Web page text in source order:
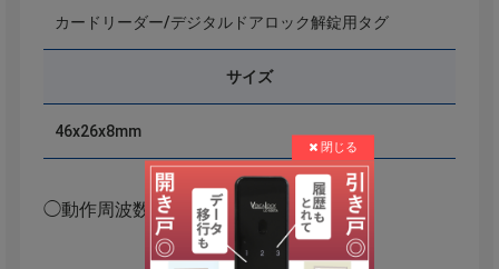
カードリーダー/デジタルドアロック解錠用タグ
サイズ
46x26x8mm
◯動作周波数：MIFARE 13.56MHz